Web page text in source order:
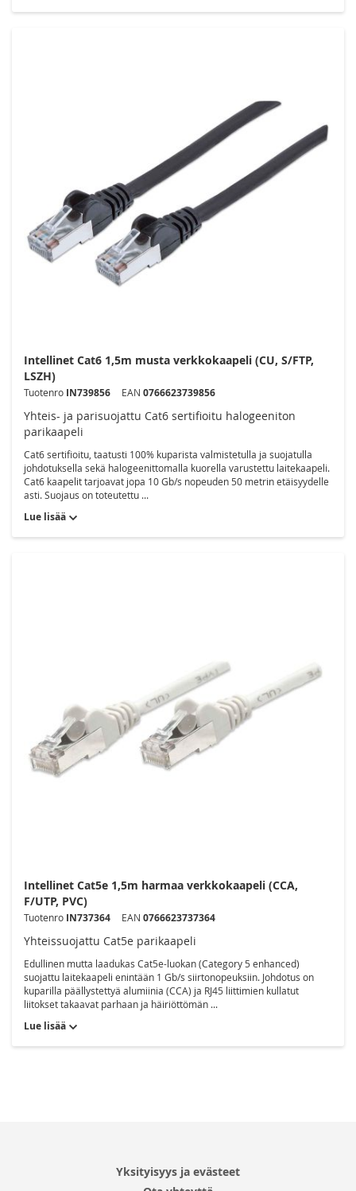
Intellinet Cat6 1,5m musta verkkokaapeli (CU, S/FTP,
LSZH)
Tuotenro IN739856 EAN 0766623739856
Yhteis- ja parisuojattu Cat6 sertifioitu halogeeniton
parikaapeli
Cat6 sertifioitu, taatusti 100% kuparista valmistetulla ja suojatulla
johdotuksella sekä halogeenittomalla kuorella varustettu laitekaapeli.
Cat6 kaapelit tarjoavat jopa 10 Gb/s nopeuden 50 metrin etäisyydelle
asti. Suojaus on toteutettu ...
Lue lisää
Intellinet Cat5e 1,5m harmaa verkkokaapeli (CCA,
F/UTP, PVC)
Tuotenro IN737364 EAN 0766623737364
Yhteissuojattu Cat5e parikaapeli
Edullinen mutta laadukas Cat5e-luokan (Category 5 enhanced)
suojattu laitekaapeli enintään 1 Gb/s siirtonopeuksiin. Johdotus on
kuparilla päällystettyä alumiinia (CCA) ja RJ45 liittimien kullatut
liitokset takaavat parhaan ja häiriöttömän ...
Lue lisää
Yksityisyys ja evästeet